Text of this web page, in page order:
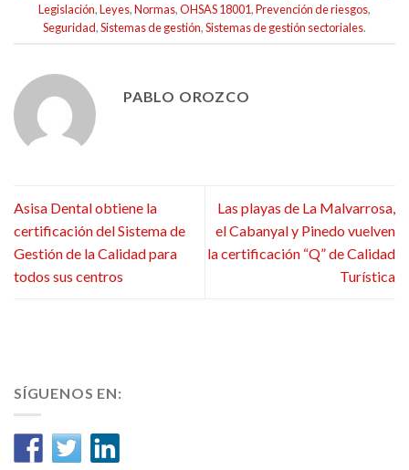
Legislación,Leyes,Normas,OHSAS 18001,Prevención de riesgos,
Seguridad,Sistemas de gestión,Sistemas de gestión sectoriales.
PABLO OROZCO
Asisa Dental obtiene la
certificación del Sistema de
Gestión de la Calidad para
todos sus centros
Las playas de La Malvarrosa,
el Cabanyal y Pinedo vuelven
la certificación “Q” de Calidad
Turística
SÍGUENOS EN: